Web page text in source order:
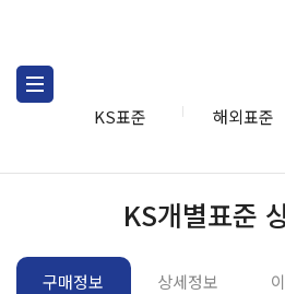
KS표준 해외표준
KS개별표준
구매정보 상세정보